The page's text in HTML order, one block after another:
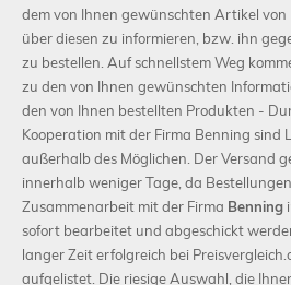
dem von Ihnen gewünschten Artikel von
über diesen zu informieren, bzw. ihn
zu bestellen. Auf schnellstem Weg
zu den von Ihnen gewünschten
den von Ihnen bestellten Produkten -
Kooperation mit der Firma Benning sind
außerhalb des Möglichen. Der Versand
innerhalb weniger Tage, da
Zusammenarbeit mit der Firma Benning
sofort bearbeitet und abgeschickt
langer Zeit erfolgreich bei
aufgelistet. Die riesige Auswahl, die